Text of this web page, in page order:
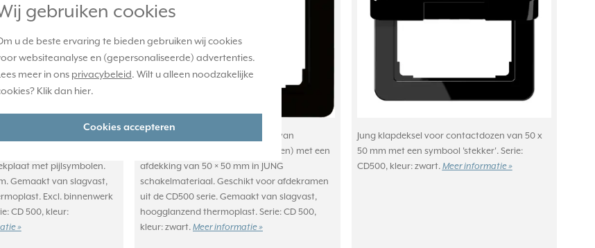
gebruiken cookies
u de beste ervaring te bieden gebruiken wij cookies
websiteanalyse en (gepersonaliseerde) advertenties.
meer in ons privacybeleid. Wilt u alleen noodzakelijke
Klik dan hier.
Cookies accepteren
met
Incl. neutrale
met pijlsymbolen.
Gemaakt van slagvast,
Excl. binnenwerk
CD 500, kleur:
»
Centraalplaat voor de integratie van
apparaten (van bijv. andere merken) met een
afdekking van 50 × 50 mm in JUNG
schakelmateriaal. Geschikt voor afdekramen
uit de CD500 serie. Gemaakt van slagvast,
hoogglanzend thermoplast. Serie: CD 500,
kleur: zwart. Meer informatie »
Jung klapdeksel voor contactdozen van 50 x
50 mm met een symbool 'stekker'. Serie:
CD500, kleur: zwart. Meer informatie »